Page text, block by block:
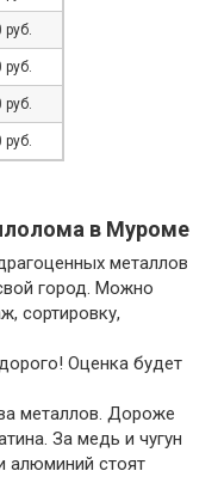
руб.
руб.
руб.
руб.
в Муроме
металлов
город. Можно
сортировку,
Оценка будет
металлов. Дороже
За медь и чугун
алюминий стоят